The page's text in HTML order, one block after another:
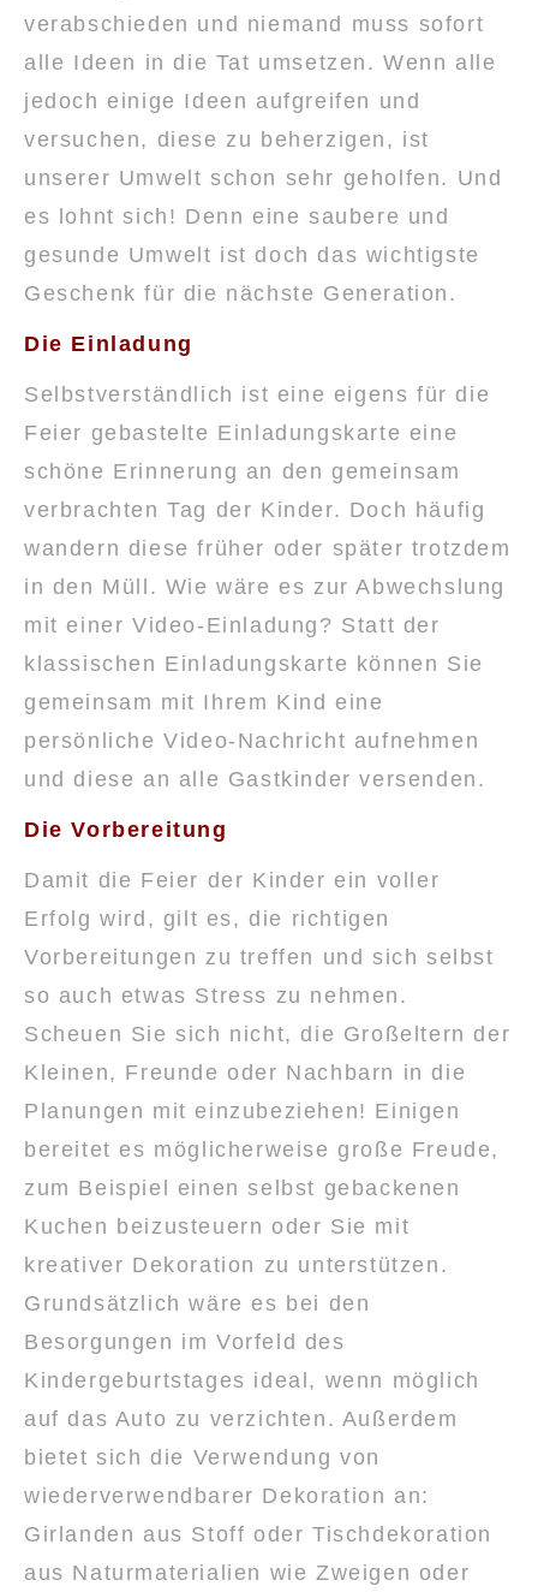
verabschieden und niemand muss sofort
alle Ideen in die Tat umsetzen. Wenn alle
jedoch einige Ideen aufgreifen und
versuchen, diese zu beherzigen, ist
unserer Umwelt schon sehr geholfen. Und
es lohnt sich! Denn eine saubere und
gesunde Umwelt ist doch das wichtigste
Geschenk für die nächste Generation.
Die Einladung
Selbstverständlich ist eine eigens für die
Feier gebastelte Einladungskarte eine
schöne Erinnerung an den gemeinsam
verbrachten Tag der Kinder. Doch häufig
wandern diese früher oder später trotzdem
in den Müll. Wie wäre es zur Abwechslung
mit einer Video-Einladung? Statt der
klassischen Einladungskarte können Sie
gemeinsam mit Ihrem Kind eine
persönliche Video-Nachricht aufnehmen
und diese an alle Gastkinder versenden.
Die Vorbereitung
Damit die Feier der Kinder ein voller
Erfolg wird, gilt es, die richtigen
Vorbereitungen zu treffen und sich selbst
so auch etwas Stress zu nehmen.
Scheuen Sie sich nicht, die Großeltern der
Kleinen, Freunde oder Nachbarn in die
Planungen mit einzubeziehen! Einigen
bereitet es möglicherweise große Freude,
zum Beispiel einen selbst gebackenen
Kuchen beizusteuern oder Sie mit
kreativer Dekoration zu unterstützen.
Grundsätzlich wäre es bei den
Besorgungen im Vorfeld des
Kindergeburtstages ideal, wenn möglich
auf das Auto zu verzichten. Außerdem
bietet sich die Verwendung von
wiederverwendbarer Dekoration an:
Girlanden aus Stoff oder Tischdekoration
aus Naturmaterialien wie Zweigen oder